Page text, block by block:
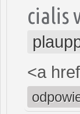
cialis
<a